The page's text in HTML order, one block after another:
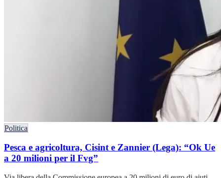
Politica
Pesca e agricoltura, Cisint e Zannier (Lega): “Ok Ue
a 20 milioni per il Fvg”